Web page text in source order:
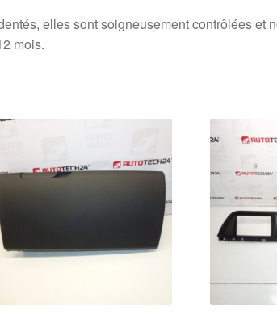
elles sont soigneusement contrôlées et
mois.